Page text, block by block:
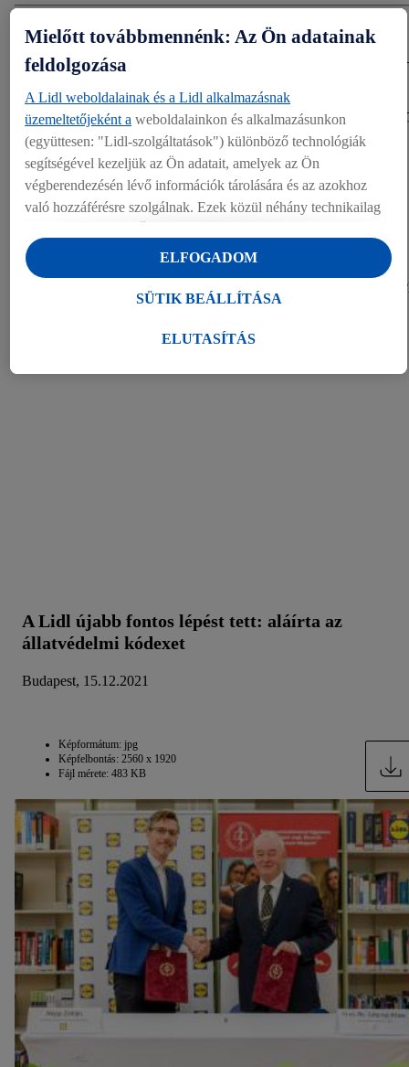
Letöltés
LETÖLTÉS (160.61 KB)
Megosztás
EGYÉB DOKUMENTUMOK
Képek (1)
A Lidl újabb fontos lépést tett: aláírta az
állatvédelmi kódexet
Budapest, 15.12.2021
Képformátum: jpg
Képfelbontás: 2560 x 1920
Fájl mérete: 483 KB
Mielőtt továbbmennénk: Az Ön adatainak
feldolgozása
A Lidl weboldalainak és a Lidl alkalmazásnak
üzemeltetőjeként a weboldalainkon és alkalmazásunkon
(együttesen: "Lidl-szolgáltatások") különböző technológiák
segítségével kezeljük az Ön adatait, amelyek az Ön
végberendezésén lévő információk tárolására és az azokhoz
való hozzáférésre szolgálnak. Ezek közül néhány technikailag
kényelmes beállításokhoz, statisztikák összeállításához vagy a
Lidl szolgáltatásokon belül és kívül személyre szabott
hirdetésekhez. Ha Ön a Lidl Plus program résztvevője, bolti
ELUTASÍTÁS
SÜTIK BEÁLLÍTÁSA
ELFOGADOM